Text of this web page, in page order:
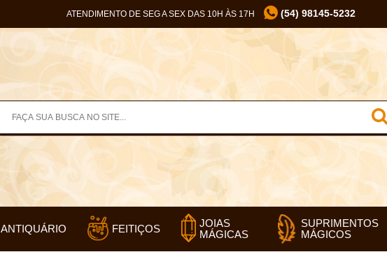
ATENDIMENTO DE SEG A SEX DAS 10H ÀS 17H (54) 98145-5232
ANTIQUÁRIO FEITIÇOS
JOIAS
MÁGICAS
SUPRIMENTOS
MÁGICOS